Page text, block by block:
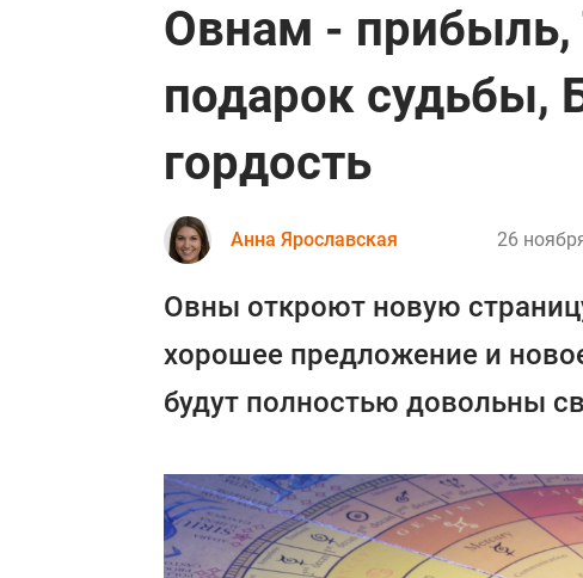
Овнам - прибыль,
подарок судьбы,
гордость
Анна Ярославская 26
Овны откроют новую
хорошее предложение и
будут полностью довольны